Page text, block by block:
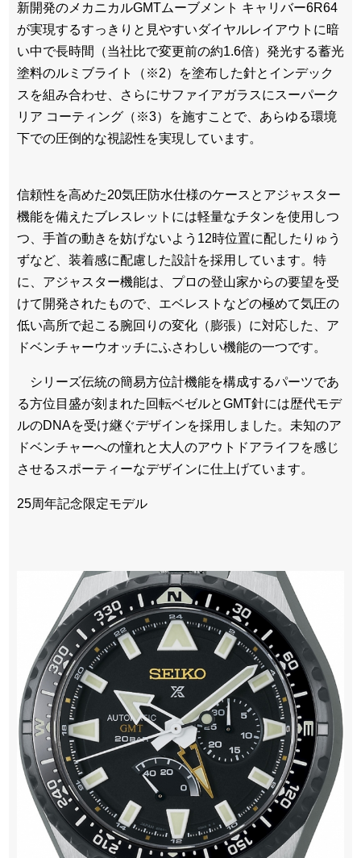
新開発のメカニカルGMTムーブメント キャリバー6R64
が実現するすっきりと見やすいダイヤルレイアウトに暗
い中で長時間（当社比で変更前の約1.6倍）発光する蓄光
塗料のルミブライト（※2）を塗布した針とインデック
スを組み合わせ、さらにサファイアガラスにスーパーク
リア コーティング（※3）を施すことで、あらゆる環境
下での圧倒的な視認性を実現しています。
信頼性を高めた20気圧防水仕様のケースとアジャスター
機能を備えたブレスレットには軽量なチタンを使用しつ
つ、手首の動きを妨げないよう12時位置に配したりゅう
ずなど、装着感に配慮した設計を採用しています。特
に、アジャスター機能は、プロの登山家からの要望を受
けて開発されたもので、エベレストなどの極めて気圧の
低い高所で起こる腕回りの変化（膨張）に対応した、ア
ドベンチャーウオッチにふさわしい機能の一つです。
シリーズ伝統の簡易方位計機能を構成するパーツであ
る方位目盛が刻まれた回転ベゼルとGMT針には歴代モデ
ルのDNAを受け継ぐデザインを採用しました。未知のア
ドベンチャーへの憧れと大人のアウトドアライフを感じ
させるスポーティーなデザインに仕上げています。
25周年記念限定モデル